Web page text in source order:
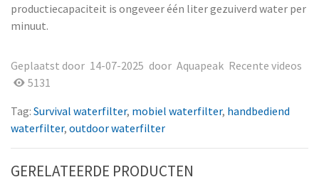
productiecapaciteit is ongeveer één liter gezuiverd water per
minuut.
Geplaatst door 14-07-2025 door Aquapeak Recente videos
5131
Tag: Survival waterfilter, mobiel waterfilter, handbediend
waterfilter, outdoor waterfilter
GERELATEERDE PRODUCTEN